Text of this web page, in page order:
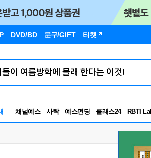
DVD/BD 문구/GIFT 티켓
채널예스 사락 예스펀딩 클래스24
RBTI
독서유